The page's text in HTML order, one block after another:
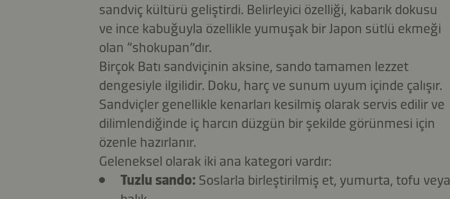
sandviç kültürü geliştirdi. Belirleyici özelliği, kabarık dokusu
ve ince kabuğuyla özellikle yumuşak bir Japon sütlü ekmeği
olan “shokupan”dır.
Birçok Batı sandviçinin aksine, sando tamamen lezzet
dengesiyle ilgilidir. Doku, harç ve sunum uyum içinde çalışır.
Sandviçler genellikle kenarları kesilmiş olarak servis edilir ve
dilimlendiğinde iç harcın düzgün bir şekilde görünmesi için
özenle hazırlanır.
Geleneksel olarak iki ana kategori vardır:
Tuzlu sando: Soslarla birleştirilmiş et, yumurta, tofu veya